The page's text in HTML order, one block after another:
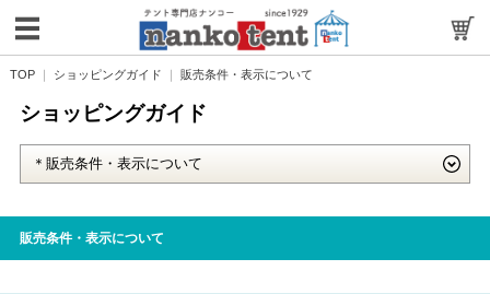
TOP ショッピングガイド 販売条件・表示について
ショッピングガイド
販売条件・表示について